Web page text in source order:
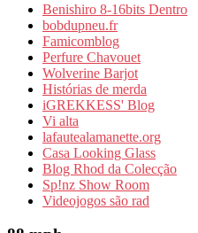
Benishiro 8-16bits Dentro
bobdupneu.fr
Famicomblog
Perfure Chavouet
Wolverine Barjot
Histórias de merda
iGREKKESS' Blog
Vi alta
lafautealamanette.org
Casa Looking Glass
Blog Rhod da Colecção
Sp!nz Show Room
Videojogos são rad